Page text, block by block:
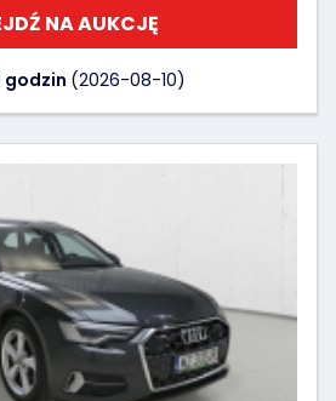
NA AUKCJĘ
godzin (2026-08-10)